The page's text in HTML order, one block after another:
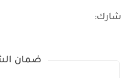
شارك:
ضمان